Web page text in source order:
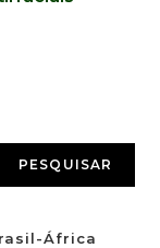
PESQUISAR
África